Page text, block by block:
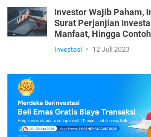
Investor Wajib Paham,
Surat Perjanjian
Manfaat, Hingga
Investasi • 12 Juli 2023